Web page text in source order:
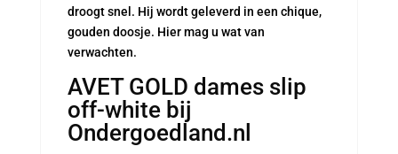
droogt snel. Hij wordt geleverd in een chique,
gouden doosje. Hier mag u wat van
verwachten.
AVET GOLD dames slip
off-white bij
Ondergoedland.nl